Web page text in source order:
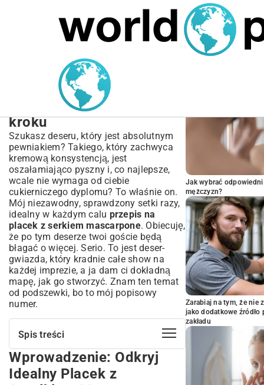
MARIUSZ ŁAMAGA 05.10.2025
Przepis na placek z
serkiem mascarpone –
Idealny deser krok po
kroku
Szukasz deseru, który jest absolutnym
pewniakiem? Takiego, który zachwyca
kremową konsystencją, jest
oszałamiająco pyszny i, co najlepsze,
wcale nie wymaga od ciebie
cukierniczego dyplomu? To właśnie on.
Mój niezawodny, sprawdzony setki razy,
idealny w każdym calu przepis na
placek z serkiem mascarpone. Obiecuję,
że po tym deserze twoi goście będą
błagać o więcej. Serio. To jest deser-
gwiazda, który kradnie całe show na
każdej imprezie, a ja dam ci dokładną
mapę, jak go stworzyć. Znam ten temat
od podszewki, bo to mój popisowy
numer.
Spis treści
Wprowadzenie: Odkryj Idealny Placek z
Sernikiem Mascarpone
Dlaczego Placek Mascarpone To Deser,
Wprowadzenie: Odkryj
Idealny Placek z
Jak wybrać
mężczyzn?
Zarabiaj na tym, że nie
jako dodatkowe
zakładu